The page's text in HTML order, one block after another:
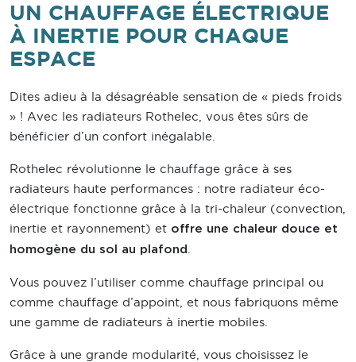
UN CHAUFFAGE ÉLECTRIQUE
À INERTIE POUR CHAQUE
ESPACE
Dites adieu à la désagréable sensation de « pieds froids
» ! Avec les radiateurs Rothelec, vous êtes sûrs de
bénéficier d’un confort inégalable.
Rothelec révolutionne le chauffage grâce à ses
radiateurs haute performances : notre radiateur éco-
électrique fonctionne grâce à la tri-chaleur (convection,
inertie et rayonnement) et offre une chaleur douce et
homogène du sol au plafond
Vous pouvez l’utiliser comme chauffage principal ou
comme chauffage d’appoint, et nous fabriquons même
une gamme de radiateurs à inertie mobiles.
Grâce à une grande modularité, vous choisissez le